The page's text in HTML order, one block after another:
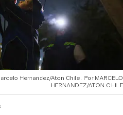
Hernandez/Aton Chile
MARCELO
HERNANDEZ/ATON CHILE